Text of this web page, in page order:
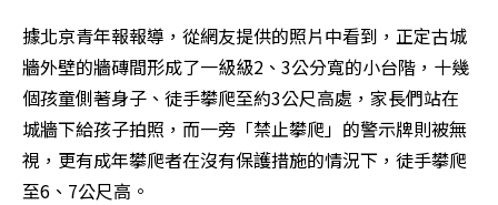
據北京青年報報導，從網友提供的照片中看到，正定古城
牆外壁的牆磚間形成了一級級2、3公分寬的小台階，十幾
個孩童側著身子、徒手攀爬至約3公尺高處，家長們站在
城牆下給孩子拍照，而一旁「禁止攀爬」的警示牌則被無
視，更有成年攀爬者在沒有保護措施的情況下，徒手攀爬
至6、7公尺高。